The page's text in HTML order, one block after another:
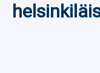
Yleisurheilu